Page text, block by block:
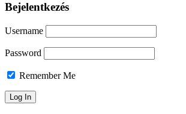
Bejelentkezés
Username
Password
Remember Me